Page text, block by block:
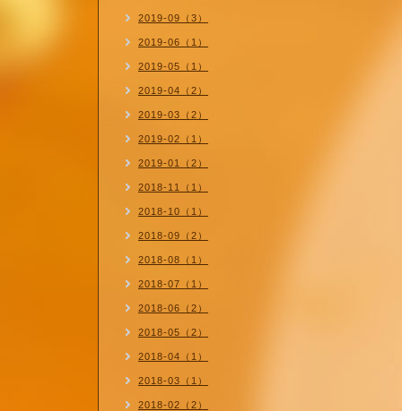
2019-09（3）
2019-06（1）
2019-05（1）
2019-04（2）
2019-03（2）
2019-02（1）
2019-01（2）
2018-11（1）
2018-10（1）
2018-09（2）
2018-08（1）
2018-07（1）
2018-06（2）
2018-05（2）
2018-04（1）
2018-03（1）
2018-02（2）